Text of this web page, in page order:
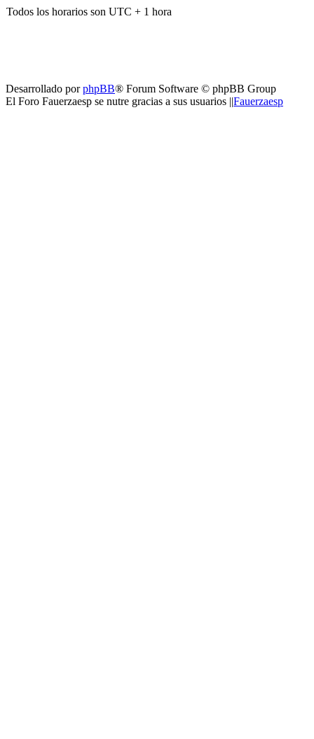
Todos los horarios son UTC + 1 hora
Desarrollado porphpBB® Forum Software © phpBB Group
El Foro Fauerzaesp se nutre gracias a sus usuarios ||Fauerzaesp